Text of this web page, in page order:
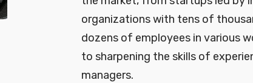
organizations with tens of
dozens of employees in various
to sharpening the skills of
managers.